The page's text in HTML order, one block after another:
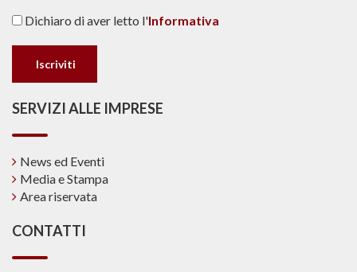
Dichiaro di aver letto l'Informativa
SERVIZI ALLE IMPRESE
News ed Eventi
Media e Stampa
Area riservata
CONTATTI